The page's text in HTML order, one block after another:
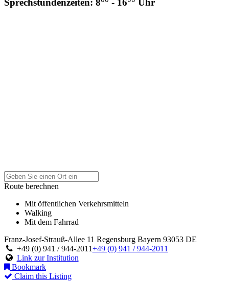
Sprechstundenzeiten: 8°° - 16°° Uhr
Route berechnen
Mit öffentlichen Verkehrsmitteln
Walking
Mit dem Fahrrad
Franz-Josef-Strauß-Allee 11 Regensburg Bayern 93053 DE
+49 (0) 941 / 944-2011+49 (0) 941 / 944-2011
Link zur Institution
Bookmark
Claim this Listing